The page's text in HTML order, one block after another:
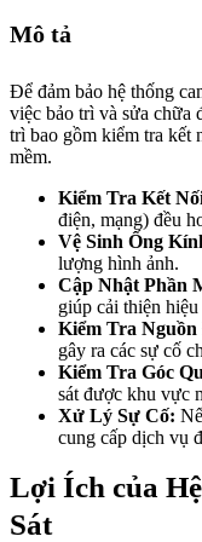
Mô tả
Để đảm bảo hệ thống
việc bảo trì và sửa chữa
trì bao gồm kiểm tra kết
mềm.
Kiểm Tra Kết
điện, mạng) đều
Vệ Sinh Ống
lượng hình ảnh.
Cập Nhật Phần
giúp cải thiện
Kiểm Tra
gây ra các sự cố
Kiểm Tra Góc
sát được khu vực
Xử Lý Sự Cố:
cung cấp dịch vụ
Lợi Ích của
Sát